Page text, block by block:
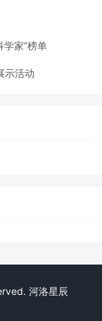
学家”榜单
示活动
河洛星辰